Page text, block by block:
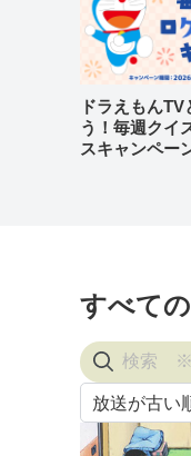
ドラえもん
う！毎週クイ
スキャンペー
すべて
放送が古い
放送が古い